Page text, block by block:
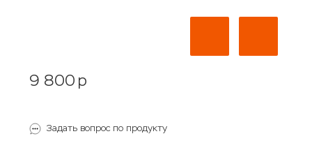
9 800 p
Задать вопрос по продукту